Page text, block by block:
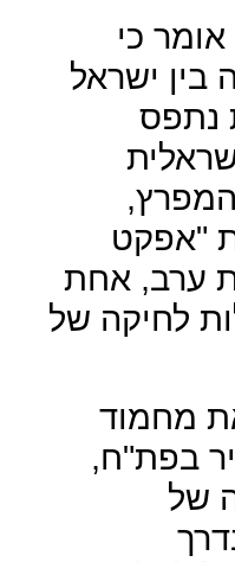
כי
בין ישראל
נתפס
"אפקט
ערב, אחת
לחיקה של
מחמוד
בפת"ח,
של